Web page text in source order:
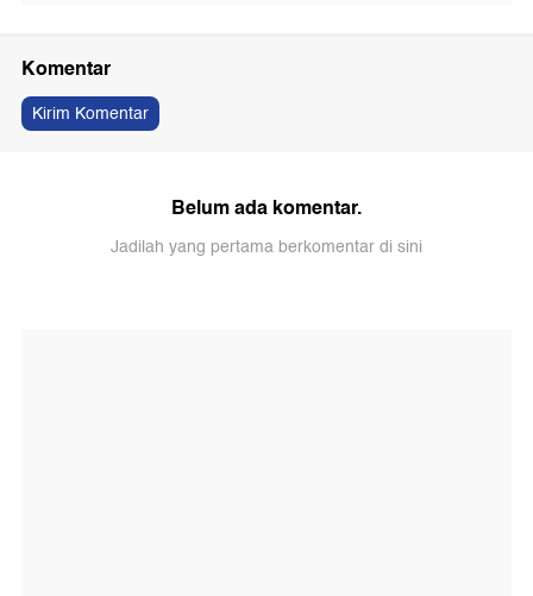
Komentar
Kirim Komentar
Belum ada komentar.
Jadilah yang pertama berkomentar di sini